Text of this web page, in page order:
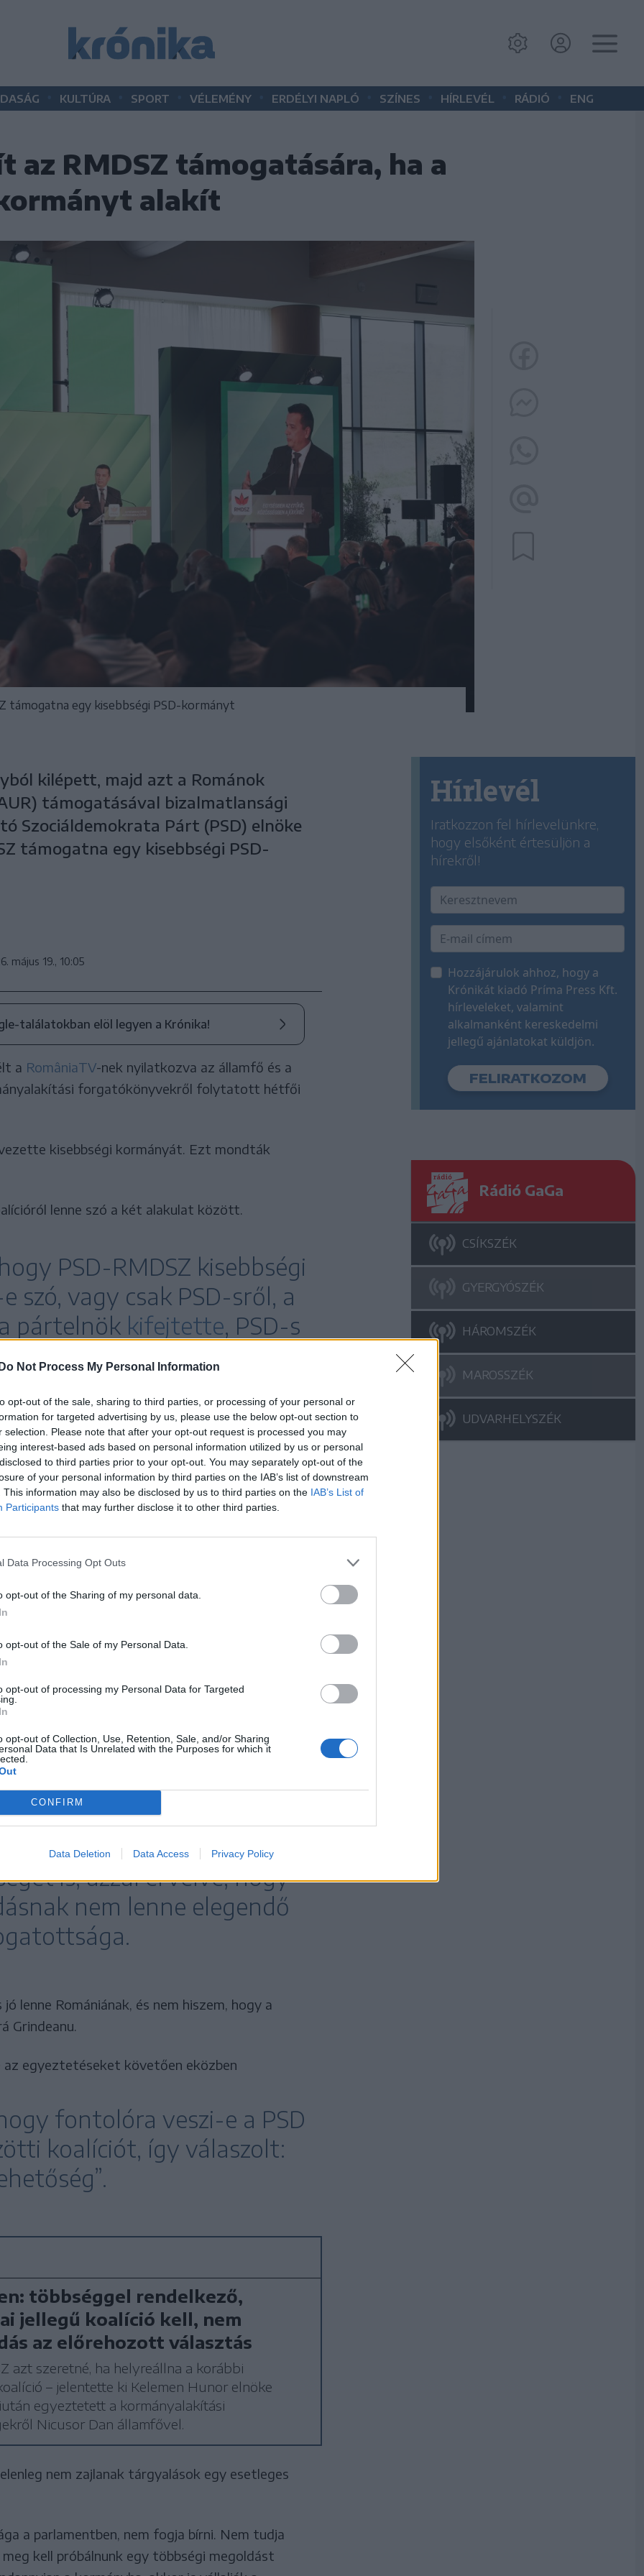
Do Not Process My Personal Information
opt-out of the sale, sharing to third parties, or processing of your personal or
for targeted advertising by us, please use the below opt-out section to
selection. Please note that after your opt-out request is processed you may
interest-based ads based on personal information utilized by us or personal
to third parties prior to your opt-out. You may separately opt-out of the
of your personal information by third parties on the IAB’s list of downstream
This information may also be disclosed by us to third parties on the IAB’s List of
Participants that may further disclose it to other third parties.
Data Processing Opt Outs
opt-out of the Sharing of my personal data.
opt-out of the Sale of my Personal Data.
opt-out of processing my Personal Data for Targeted
opt-out of Collection, Use, Retention, Sale, and/or Sharing
Data that Is Unrelated with the Purposes for which it
CONFIRM
Data Deletion Data Access Privacy Policy
KULTÚRA SPORT VÉLEMÉNY ERDÉLYI NAPLÓ SZÍNES HÍRLEVÉL RÁDIÓ ENG
az RMDSZ támogatására, ha a
alakít
támogatna egy kisebbségi PSD-kormányt
kilépett, majd azt a Románok
támogatásával bizalmatlansági
Szociáldemokrata Párt (PSD) elnöke
támogatna egy kisebbségi PSD-
május 19., 10:05
találatokban elöl legyen a Krónika!
a RomâniaTV-nek nyilatkozva az államfő és a
forgatókönyvekről folytatott hétfői
kisebbségi kormányát. Ezt mondták
lenne szó a két alakulat között.
PSD-RMDSZ kisebbségi
szó, vagy csak PSD-sről, a
pártelnök kifejtette, PSD-s
kormányról van szó,
számára, de nem futamodnának meg egy ilyen
csak az Európa-barát
vagyunk hajlandóak
Párt (PSD) nem fogad el olyan
a Nyugat-barát pártokon kívüli erőkkel –
Sorin Grindeanu.
stabil kormányzati formátumot részesít
rendelkezik.
szeretnénk, egy olyan kormányt, amely
kormányoz” – mondta.
kizárta a technokrata
is, azzal érvelve, hogy
nem lenne elegendő
lenne Romániának, és nem hiszem, hogy a
Grindeanu.
az egyeztetéseket követően eközben
fontolóra veszi-e a PSD
koalíciót, így válaszolt:
többséggel rendelkező,
jellegű koalíció kell, nem
az előrehozott választás
azt szeretné, ha helyreállna a korábbi
– jelentette ki Kelemen Hunor elnöke
egyeztetett a kormányalakítási
Nicusor Dan államfővel.
nem zajlanak tárgyalások egy esetleges
a parlamentben, nem fogja bírni. Nem tudja
kell próbálnunk egy többségi megoldást
Hírlevél
Iratkozzon fel hírlevelünkre,
hogy elsőként értesüljön a
hírekről!
Hozzájárulok ahhoz, hogy a
Krónikát kiadó Príma Press Kft.
hírleveleket, valamint
alkalmanként kereskedelmi
jellegű ajánlatokat küldjön.
Rádió GaGa
CSÍKSZÉK
GYERGYÓSZÉK
HÁROMSZÉK
MAROSSZÉK
UDVARHELYSZÉK